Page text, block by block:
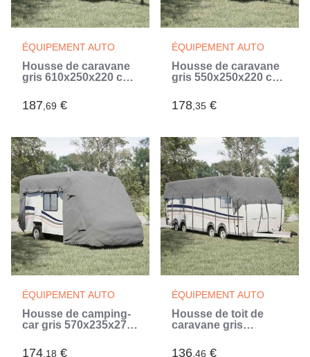
ÉQUIPEMENT AUTO
Housse de caravane
gris 610x250x220 cm
187,69 €
ÉQUIPEMENT AUTO
Housse de caravane
gris 550x250x220 cm
178,35 €
ÉQUIPEMENT AUTO
Housse de camping-
car gris 570x235x275
(Gris)
174,18 €
ÉQUIPEMENT AUTO
Housse de toit de
caravane gris
non tissé (Gris)
136,46 €